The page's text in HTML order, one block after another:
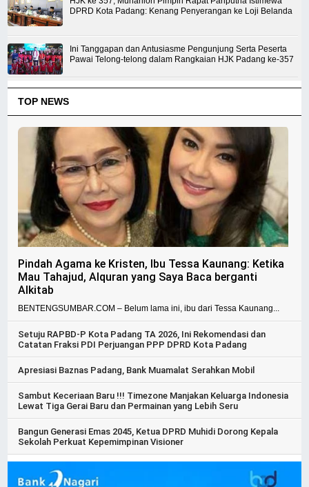
DPRD Kota Padang: Kenang Penyerangan ke Loji Belanda
Ini Tanggapan dan Antusiasme Pengunjung Serta Peserta
Pawai Telong-telong dalam Rangkaian HJK Padang ke-357
TOP NEWS
Pindah Agama ke Kristen, Ibu Tessa Kaunang: Ketika
Mau Tahajud, Alquran yang Saya Baca berganti
Alkitab
BENTENGSUMBAR.COM – Belum lama ini, ibu dari Tessa Kaunang...
Setuju RAPBD-P Kota Padang TA 2026, Ini Rekomendasi dan
Catatan Fraksi PDI Perjuangan PPP DPRD Kota Padang
Apresiasi Baznas Padang, Bank Muamalat Serahkan Mobil
Sambut Keceriaan Baru !!! Timezone Manjakan Keluarga Indonesia
Lewat Tiga Gerai Baru dan Permainan yang Lebih Seru
Bangun Generasi Emas 2045, Ketua DPRD Muhidi Dorong Kepala
Sekolah Perkuat Kepemimpinan Visioner